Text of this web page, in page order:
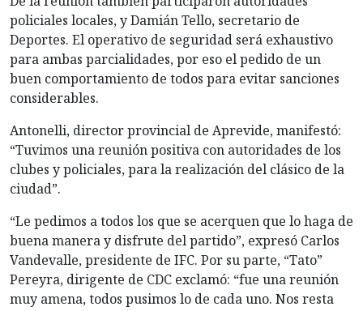
policiales locales, y Damián Tello, secretario de
Deportes. El operativo de seguridad será exhaustivo
para ambas parcialidades, por eso el pedido de un
buen comportamiento de todos para evitar sanciones
considerables.
Antonelli, director provincial de Aprevide, manifestó:
“Tuvimos una reunión positiva con autoridades de los
clubes y policiales, para la realización del clásico de la
ciudad”.
“Le pedimos a todos los que se acerquen que lo haga de
buena manera y disfrute del partido”, expresó Carlos
Vandevalle, presidente de IFC. Por su parte, “Tato”
Pereyra, dirigente de CDC exclamó: “fue una reunión
muy amena, todos pusimos lo de cada uno. Nos resta